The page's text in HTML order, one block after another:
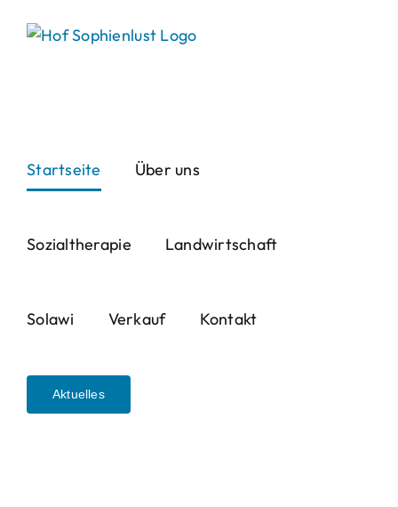
Startseite Über uns
Sozialtherapie Landwirtschaft
Solawi Verkauf Kontakt
Aktuelles